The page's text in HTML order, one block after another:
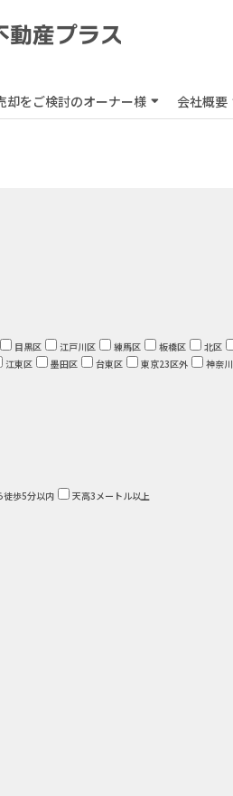
却をご検討のオーナー様 会社概要
目黒区 江戸川区 練馬区 板橋区 北区
江東区 墨田区 台東区 東京23区外 神奈
徒歩5分以内 天高3メートル以上